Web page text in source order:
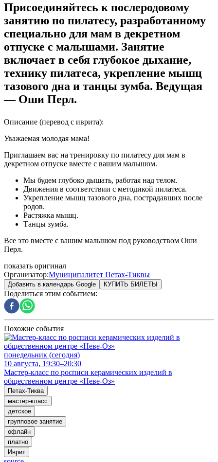
Присоединяйтесь к послеродовому
занятию по пилатесу, разработанному
специально для мам в декретном
отпуске с малышами. Занятие
включает в себя глубокое дыхание,
технику пилатеса, укрепление мышц
тазового дна и танцы зумба. Ведущая
— Оши Перл.
Описание (перевод с иврита):
Уважаемая молодая мама!
Приглашаем вас на тренировку по пилатесу для мам в
декретном отпуске вместе с вашим малышом.
Мы будем глубоко дышать, работая над телом.
Движения в соответствии с методикой пилатеса.
Укрепление мышц тазового дна, пострадавших после
родов.
Растяжка мышц.
Танцы зумба.
Все это вместе с вашим малышом под руководством Оши
Перл.
показать оригинал
Организатор:Муниципалитет Петах-Тиквы
Добавить в календарь Google КУПИТЬ БИЛЕТЫ
Поделиться этим событием:
Похожие события
понедельник (сегодня)
10 августа, 19:30–20:30
Мастер‑класс по росписи керамических изделий в
общественном центре «Неве‑Оз»
Петах-Тиква
мастер-класс
детское
групповое занятие
офлайн
платно
Иврит